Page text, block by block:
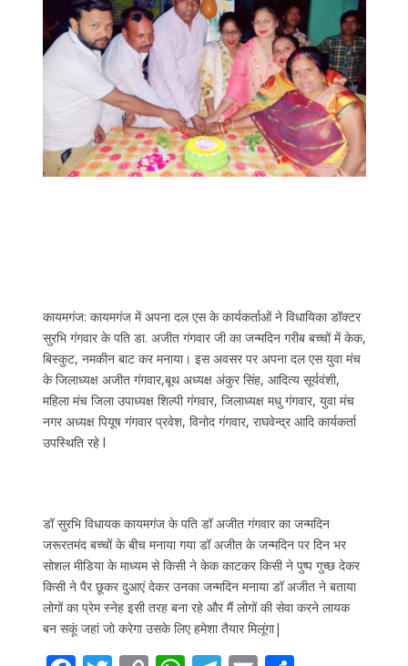
कायमगंज: कायमगंज में अपना दल एस के कार्यकर्ताओं ने विधायिका डॉक्टर
सुरभि गंगवार के पति डा. अजीत गंगवार जी का जन्मदिन गरीब बच्चों में केक,
बिस्कुट, नमकीन बाट कर मनाया। इस अवसर पर अपना दल एस युवा मंच
के जिलाध्यक्ष अजीत गंगवार,बूथ अध्यक्ष अंकुर सिंह, आदित्य सूर्यवंशी,
महिला मंच जिला उपाध्यक्ष शिल्पी गंगवार, जिलाध्यक्ष मधु गंगवार, युवा मंच
नगर अध्यक्ष पियूष गंगवार प्रवेश, विनोद गंगवार, राघवेन्द्र आदि कार्यकर्ता
उपस्थिति रहे l
डॉ सुरभि विधायक कायमगंज के पति डॉ अजीत गंगवार का जन्मदिन
जरूरतमंद बच्चों के बीच मनाया गया डॉ अजीत के जन्मदिन पर दिन भर
सोशल मीडिया के माध्यम से किसी ने केक काटकर किसी ने पुष्प गुच्छ देकर
किसी ने पैर छूकर दुआएं देकर उनका जन्मदिन मनाया डॉ अजीत ने बताया
लोगों का प्रेम स्नेह इसी तरह बना रहे और मैं लोगों की सेवा करने लायक
बन सकूं जहां जो करेगा उसके लिए हमेशा तैयार मिलूंगा|